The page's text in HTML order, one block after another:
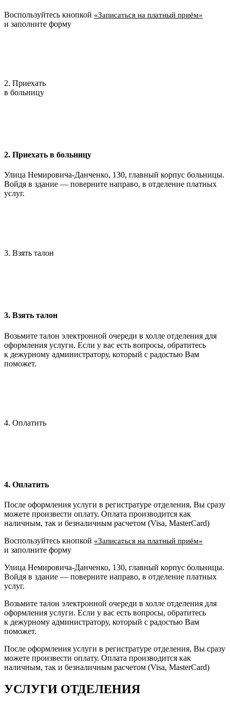
Воспользуйтесь кнопкой «Записаться на платный приём»
и заполните форму
2. Приехать
в больницу
2. Приехать в больницу
Улица Немировича-Данченко, 130, главный корпус больницы.
Войдя в здание — поверните направо, в отделение платных
услуг.
3. Взять талон
3. Взять талон
Возьмите талон электронной очереди в холле отделения для
оформления услуги. Если у вас есть вопросы, обратитесь
к дежурному администратору, который с радостью Вам
поможет.
4. Оплатить
4. Оплатить
После оформления услуги в регистратуре отделения, Вы сразу
можете произвести оплату. Оплата производится как
наличным, так и безналичным расчетом (Visa, MasterCard)
Воспользуйтесь кнопкой «Записаться на платный приём»
и заполните форму
Улица Немировича-Данченко, 130, главный корпус больницы.
Войдя в здание — поверните направо, в отделение платных
услуг.
Возьмите талон электронной очереди в холле отделения для
оформления услуги. Если у вас есть вопросы, обратитесь
к дежурному администратору, который с радостью Вам
поможет.
После оформления услуги в регистратуре отделения, Вы сразу
можете произвести оплату. Оплата производится как
наличным, так и безналичным расчетом (Visa, MasterCard)
УСЛУГИ ОТДЕЛЕНИЯ